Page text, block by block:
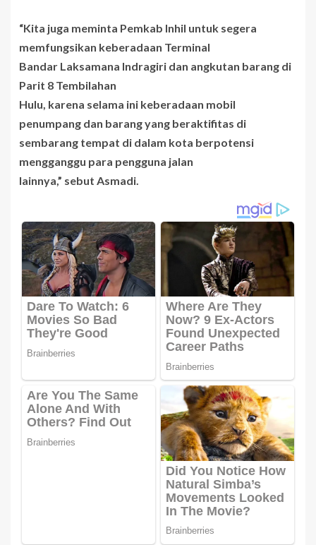
“Kita juga meminta Pemkab Inhil untuk segera
memfungsikan keberadaan Terminal
Bandar Laksamana Indragiri dan angkutan barang di
Parit 8 Tembilahan
Hulu, karena selama ini keberadaan mobil
penumpang dan barang yang beraktifitas di
sembarang tempat di dalam kota berpotensi
mengganggu para pengguna jalan
lainnya,” sebut Asmadi.